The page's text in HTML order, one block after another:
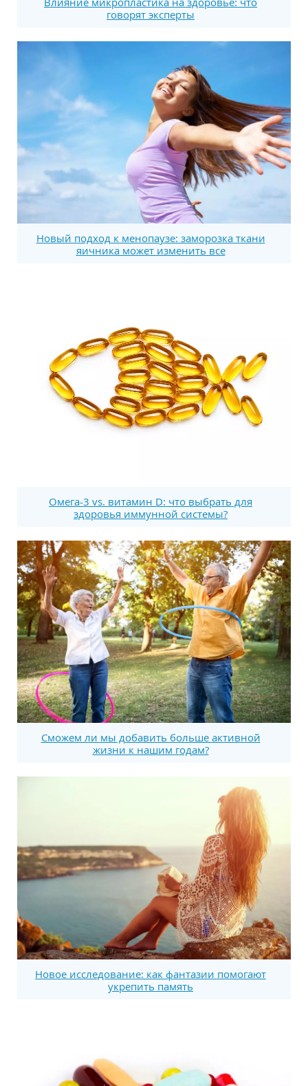
говорят эксперты
Новый подход к менопаузе: заморозка ткани
яичника может изменить все
Омега-3 vs. витамин D: что выбрать для
здоровья иммунной системы?
Сможем ли мы добавить больше активной
жизни к нашим годам?
Новое исследование: как фантазии помогают
укрепить память